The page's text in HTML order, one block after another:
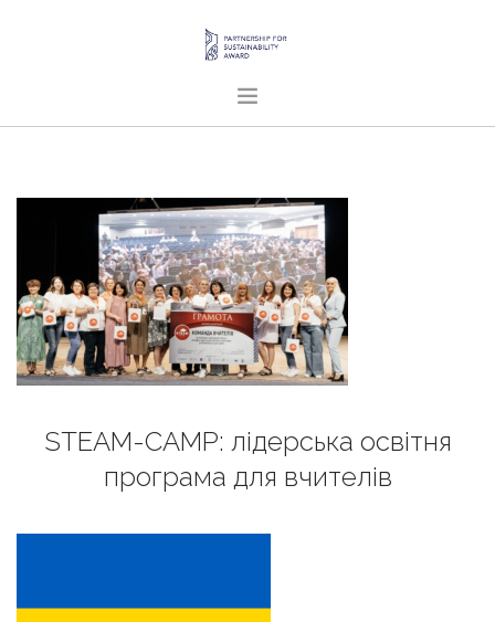
ПРО НАС
ПУБЛІКАЦІЇ
УКРАЇНСЬКА
SEARCH SITE
STEAM-CAMP: лідерська освітня
програма для вчителів